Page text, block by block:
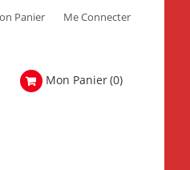
Panier Me Connecter
Mon Panier(0)